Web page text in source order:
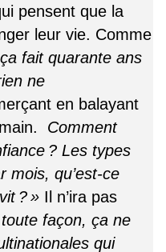
pensent que la
leur vie. Comme
fait quarante ans
ne
en balayant
Comment
? Les types
mois, qu’est-ce
? » Il n’ira pas
façon, ça ne
qui